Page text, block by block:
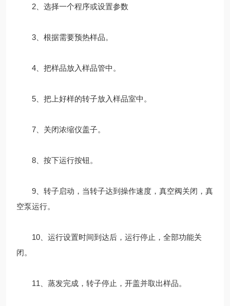
2、选择一个程序或设置参数
3、根据需要预热样品。
4、把样品放入样品管中。
5、把上好样的转子放入样品室中。
7、关闭浓缩仪盖子。
8、按下运行按钮。
9、转子启动，当转子达到操作速度，真空阀关闭，真
空泵运行。
10、运行设置时间到达后，运行停止，全部功能关
闭。
11、蒸发完成，转子停止，开盖并取出样品。